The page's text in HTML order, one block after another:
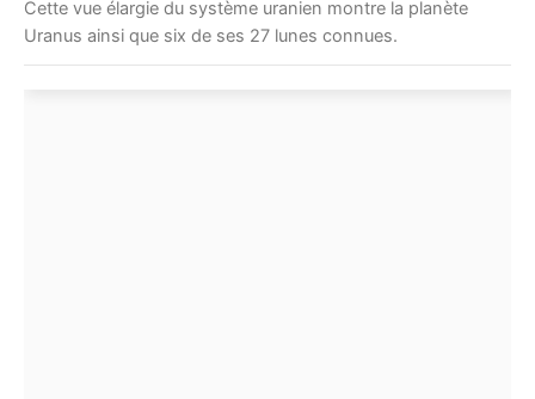
Cette vue élargie du système uranien montre la planète
Uranus ainsi que six de ses 27 lunes connues.